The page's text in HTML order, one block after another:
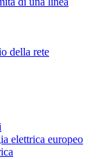
della rete
elettrica europeo